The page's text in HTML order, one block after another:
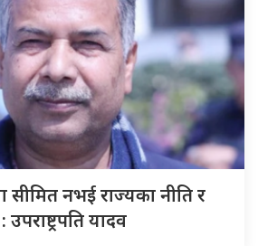
सीमित नभई राज्यका नीति र
यादव